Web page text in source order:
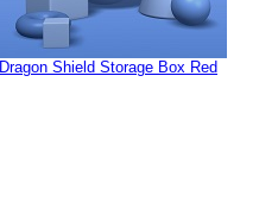
Dragon Shield Storage Box Red